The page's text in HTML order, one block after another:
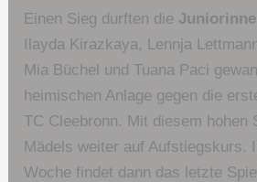
Einen Sieg durften die
Ilayda Kirazkaya, Lennja
Mia Büchel und Tuana Paci
heimischen Anlage gegen die
TC Cleebronn. Mit diesem hohen
Mädels weiter auf Aufstiegskurs.
Woche findet dann das letzte